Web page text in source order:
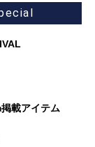
載アイテム